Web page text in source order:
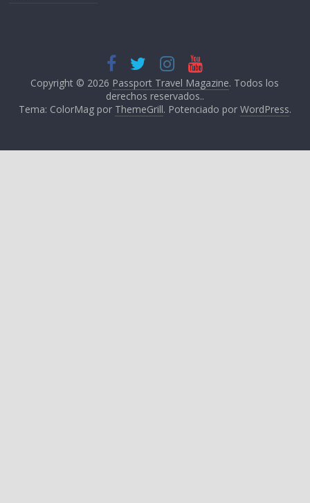
Copyright © 2026 Passport Travel Magazine. Todos los
derechos reservados..
Tema: ColorMag por ThemeGrill. Potenciado por WordPress.